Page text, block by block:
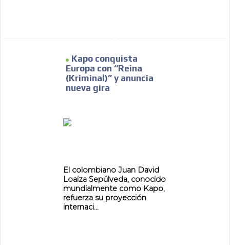
Kapo conquista
Europa con “Reina
(Kriminal)” y anuncia
nueva gira
El colombiano Juan David
Loaiza Sepúlveda, conocido
mundialmente como Kapo,
refuerza su proyección
internaci...